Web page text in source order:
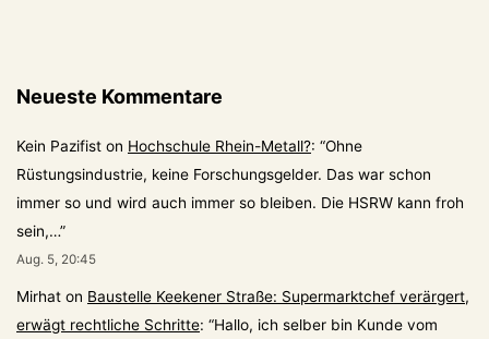
Neueste Kommentare
Kein Pazifist on Hochschule Rhein-Metall?: “Ohne
Rüstungsindustrie, keine Forschungsgelder. Das war schon
immer so und wird auch immer so bleiben. Die HSRW kann froh
sein,…”
Aug. 5, 20:45
Mirhat on Baustelle Keekener Straße: Supermarktchef verärgert,
erwägt rechtliche Schritte: “Hallo, ich selber bin Kunde vom